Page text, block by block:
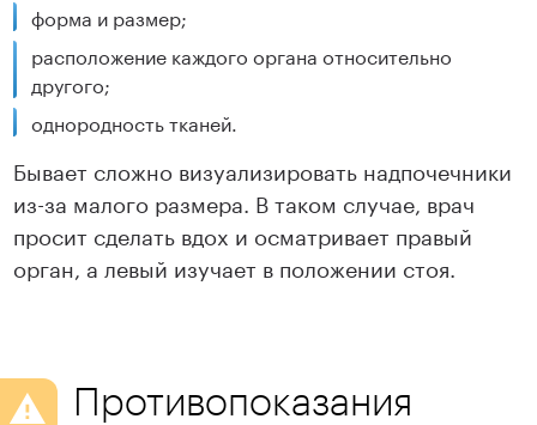
форма и размер;
расположение каждого органа относительно
другого;
однородность тканей.
Бывает сложно визуализировать надпочечники
из-за малого размера. В таком случае, врач
просит сделать вдох и осматривает правый
орган, а левый изучает в положении стоя.
Противопоказания